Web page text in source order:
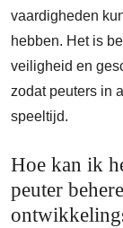
vaardigheden
hebben. Het is
veiligheid en
zodat peuters in
speeltijd.
Hoe kan ik
peuter